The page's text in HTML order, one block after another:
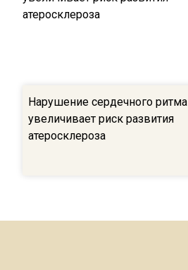
Нарушение сердечного ритма
увеличивает риск развития
атеросклероза